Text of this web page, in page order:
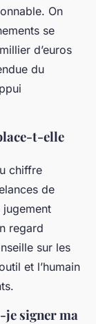
On
se
d’euros
du
t-elle
chiffre
de
regard
sur les
et l’humain
je signer ma